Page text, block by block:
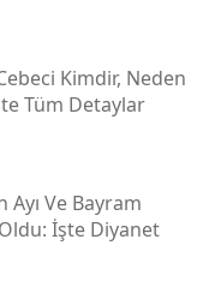
Kimdir, Neden
Tüm Detaylar
Ayı Ve Bayram
İşte Diyanet